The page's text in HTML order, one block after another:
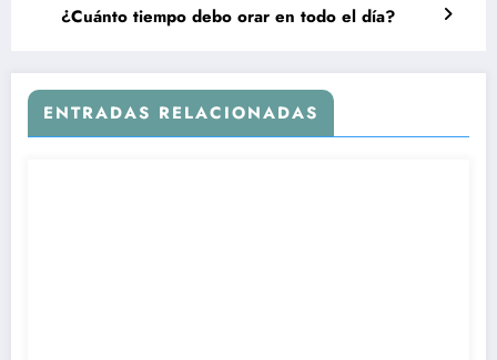
¿Cuánto tiempo debo orar en todo el día?
ENTRADAS RELACIONADAS